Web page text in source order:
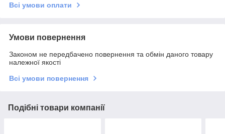
Всі умови оплати
Умови повернення
Законом не передбачено повернення та обмін даного товару
належної якості
Всі умови повернення
Подібні товари компанії